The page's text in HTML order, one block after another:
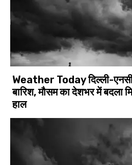
Weather Today दिल्ली-
बारिश, मौसम का देशभर में बदला
हाल